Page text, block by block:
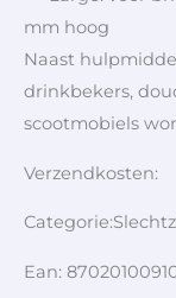
mm hoog
Naast
drinkbekers,
scootmobiels
Verzendkosten:
Ean: